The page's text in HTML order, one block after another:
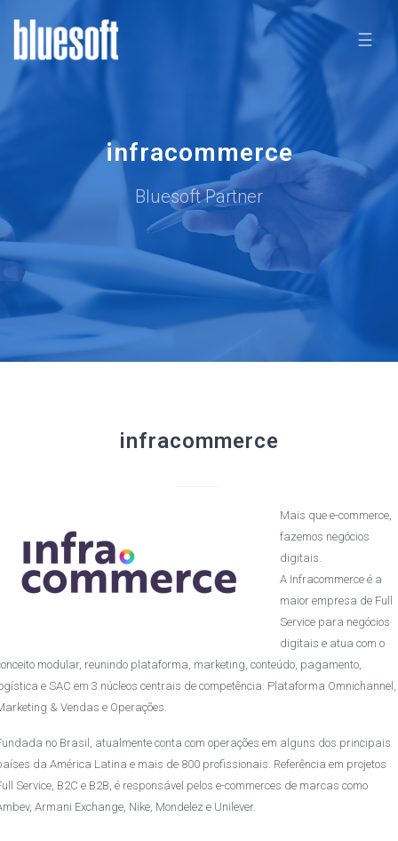
☰
infracommerce
Bluesoft Partner
infracommerce
Mais que e-commerce,
fazemos negócios
digitais.
A Infracommerce é a
maior empresa de Full
Service para negócios
digitais e atua com o
modular, reunindo plataforma, marketing, conteúdo, pagamento,
e SAC em 3 núcleos centrais de competência: Plataforma Omnichannel,
& Vendas e Operações.
no Brasil, atualmente conta com operações em alguns dos principais
da América Latina e mais de 800 profissionais. Referência em projetos
Service, B2C e B2B, é responsável pelos e-commerces de marcas como
Armani Exchange, Nike, Mondelez e Unilever.